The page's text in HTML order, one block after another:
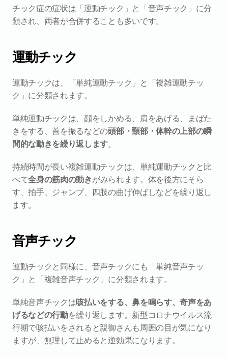
チック症の症状は「運動チック」と「音声チック」に分
類され、両者が合併することも多いです。
運動チック
運動チックは、「単純運動チック」と「複雑運動チッ
ク」に分類されます。
単純運動チックは、顔をしかめる、肩をあげる、まばた
きをする、首を振るなどの頭部・頸部・体幹の上部の瞬
間的な動きを繰り返します。
持続時間が長い複雑運動チックは、単純運動チックと比
べて全身の筋肉の動きがみられます。体を後方にそら
す、拍手、ジャンプ、四肢の曲げ伸ばしなどを繰り返し
ます。
音声チック
運動チックと同様に、音声チックにも「単純音声チッ
ク」と「複雑音声チック」に分類されます。
単純音声チックは咳払いをする、鼻を鳴らす、奇声をあ
げるなどの行動を繰り返します。新型コロナウイルス流
行期で咳払いをされると親御さんも周囲の目が気になり
ますが、無理して止めると逆効果になります。